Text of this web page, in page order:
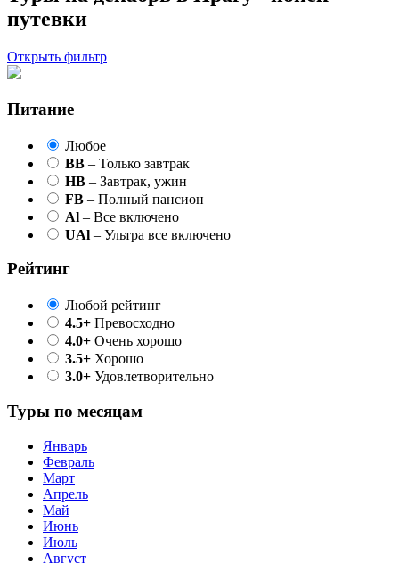
путевки
Открыть фильтр
Питание
Любое
BB – Только завтрак
HB – Завтрак, ужин
FB – Полный пансион
Al – Все включено
UAl – Ультра все включено
Рейтинг
Любой рейтинг
4.5+ Превосходно
4.0+ Очень хорошо
3.5+ Хорошо
3.0+ Удовлетворительно
Туры по месяцам
Январь
Февраль
Март
Апрель
Май
Июнь
Июль
Август